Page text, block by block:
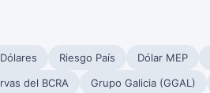
Riesgo País Dólar MEP
del BCRA Grupo Galicia (GGAL)